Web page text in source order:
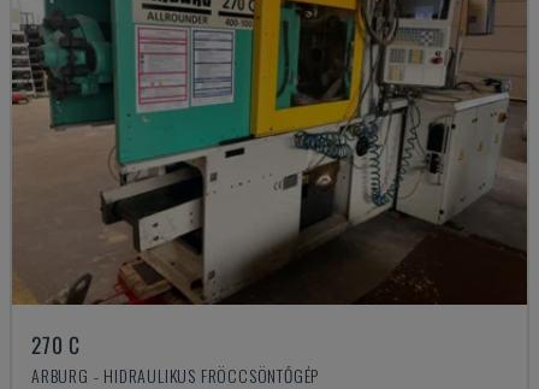
270 C
ARBURG - HIDRAULIKUS FRÖCCSÖNTŐGÉP